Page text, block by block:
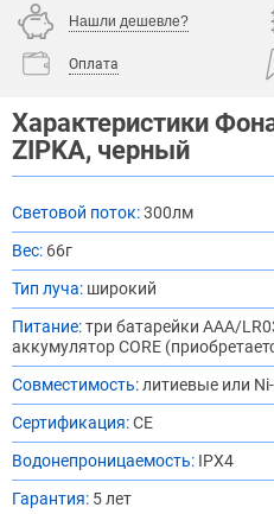
Нашли дешевле?
Оплата
Характеристики
ZIPKA, черный
Световой поток:300лм
Вес: 66г
Тип луча: широкий
Питание:три батарейки AAA/
аккумулятор CORE
Совместимость: литиевые или
Сертификация:CE
Водонепроницаемость: IPX4
Гарантия: 5 лет